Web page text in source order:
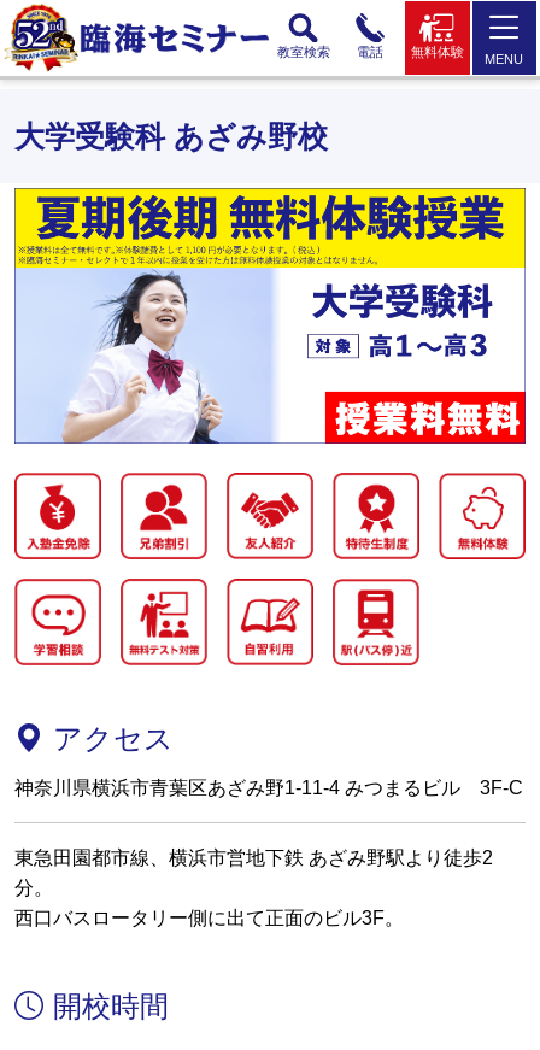
教室検索 電話 無料体験 MENU
大学受験科 あざみ野校
アクセス
神奈川県横浜市青葉区あざみ野1-11-4 みつまるビル 3F-C
東急田園都市線、横浜市営地下鉄 あざみ野駅より徒歩2
分。
西口バスロータリー側に出て正面のビル3F。
開校時間